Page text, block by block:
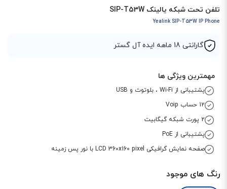
تلفن تحت شبکه یالینک SIP-T53W
Yealink SIP-T53W IP Phone
گارانتی 18 ماهه ایده آل گستر
مهمترین ویژگی ها
پشتیبانی از Wi-Fi ، بلوتوث و USB
12 حساب Voip
2 پورت شبکه گیگابیت
پشتیبانی از PoE
صفحه نمایش گرافیکی LCD 360x160 pixel با نور پس زمینه
رنگ های موجود